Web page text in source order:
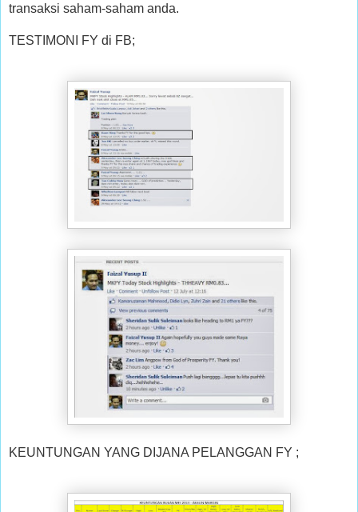
transaksi saham-saham anda.
TESTIMONI FY di FB;
KEUNTUNGAN YANG DIJANA PELANGGAN FY ;